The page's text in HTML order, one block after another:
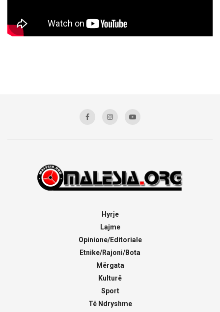
Hyrje
Lajme
Opinione/Editoriale
Etnike/Rajoni/Bota
Mërgata
Kulturë
Sport
Të Ndryshme